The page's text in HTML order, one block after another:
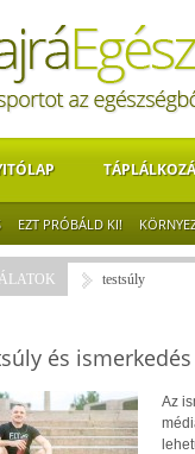
EZT PRÓBÁLD KI!
testsúly
és
Az